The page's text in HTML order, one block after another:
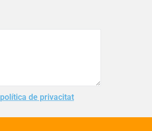
política de privacitat